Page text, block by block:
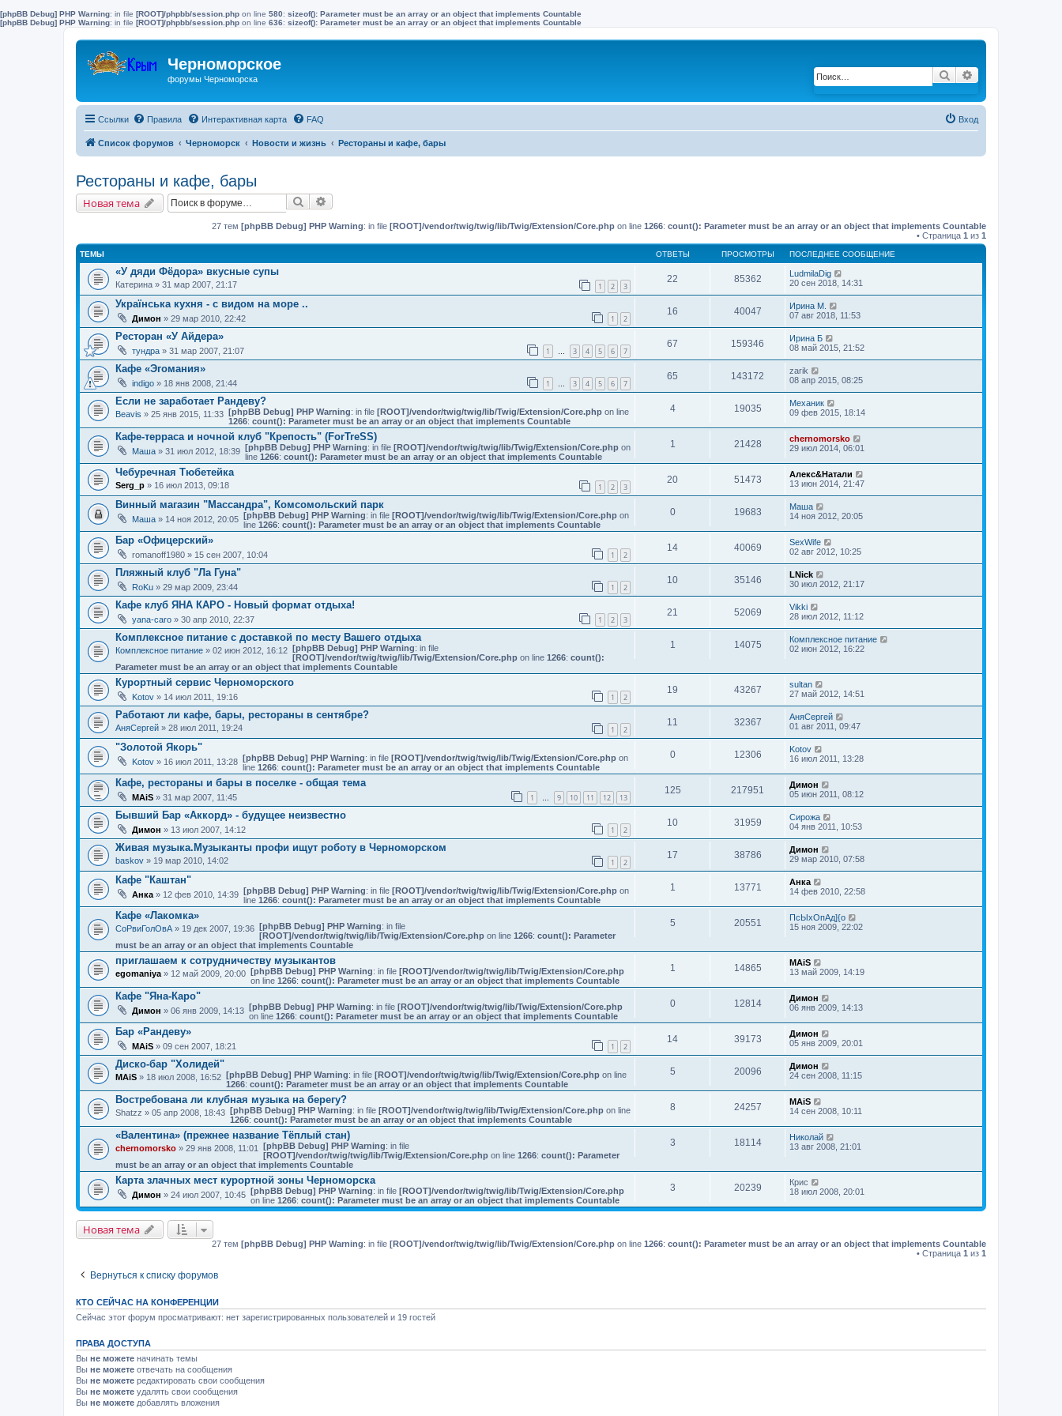
[phpBB Debug] PHP Warning: in file [ROOT]/phpbb/session.php on line 580: sizeof(): Parameter must be an array or an object that implements Countable
[phpBB Debug] PHP Warning: in file [ROOT]/phpbb/session.php on line 636: sizeof(): Parameter must be an array or an object that implements Countable
Черноморское
форумы Черноморска Поиск
Ссылки Правила Интерактивная карта FAQ Вход
Список форумов Черноморск Новости и жизнь Рестораны и кафе, бары
Рестораны и кафе, бары
Новая тема Поиск
27 тем [phpBB Debug] PHP Warning: in file [ROOT]/vendor/twig/twig/lib/Twig/Extension/Core.php on line 1266: count(): Parameter must be an array or an object that implements Countable
• Страница 1 из 1
ТЕМЫ ОТВЕТЫ ПРОСМОТРЫ ПОСЛЕДНЕЕ СООБЩЕНИЕ
«У дяди Фёдора» вкусные супы
Катерина » 31 мар 2007, 21:17 1 2 3
22 85362
LudmilaDig
20 сен 2018, 14:31
Українська кухня - с видом на море ..
Димон » 29 мар 2010, 22:42 1 2
16 40047
Ирина М.
07 авг 2018, 11:53
Ресторан «У Айдера»
тундра » 31 мар 2007, 21:07 1 3 4 5 6 7
67 159346
Ирина Б
08 май 2015, 21:52
Кафе «Эгомания»
indigo » 18 янв 2008, 21:44 1 3 4 5 6 7
65 143172
zarik
08 апр 2015, 08:25
Если не заработает Рандеву?
Beavis » 25 янв 2015, 11:33 [phpBB Debug] PHP Warning: in file [ROOT]/vendor/twig/twig/lib/Twig/Extension/Core.phpon line
1266: count(): Parameter must be an array or an object that implements Countable
4 19035
Механик
09 фев 2015, 18:14
Кафе-терраса и ночной клуб "Крепость" (ForTreSS)
Маша » 31 июл 2012, 18:39 [phpBB Debug] PHP Warning: in file [ROOT]/vendor/twig/twig/lib/Twig/Extension/Core.phpon
line 1266: count(): Parameter must be an array or an object that implements Countable
1 21428
chernomorsko
29 июл 2014, 06:01
Чебуречная Тюбетейка
Serg_p » 16 июл 2013, 09:18 1 2 3
20 51473
Алекс&Натали
13 июн 2014, 21:47
Винный магазин "Массандра", Комсомольский парк
Маша » 14 ноя 2012, 20:05 [phpBB Debug] PHP Warning: in file [ROOT]/vendor/twig/twig/lib/Twig/Extension/Core.phpon
line 1266: count(): Parameter must be an array or an object that implements Countable
0 19683
Маша
14 ноя 2012, 20:05
Бар «Офицерский»
romanoff1980 » 15 сен 2007, 10:04 1 2
14 40069
SexWife
02 авг 2012, 10:25
Пляжный клуб "Ла Гуна"
RoKu » 29 мар 2009, 23:44 1 2
10 35146
LNick
30 июл 2012, 21:17
Кафе клуб ЯНА КАРО - Новый формат отдыха!
yana-caro » 30 апр 2010, 22:37 1 2 3
21 52069
Vikki
28 июл 2012, 11:12
Комплексное питание с доставкой по месту Вашего отдыха
Комплексное питание » 02 июн 2012, 16:12 [phpBB Debug] PHP Warning: in file
[ROOT]/vendor/twig/twig/lib/Twig/Extension/Core.phpon line 1266: count():
Parameter must be an array or an object that implements Countable
1 14075
Комплексное питание
02 июн 2012, 16:22
Курортный сервис Черноморского
Kotov » 14 июл 2011, 19:16 1 2
19 43267
sultan
27 май 2012, 14:51
Работают ли кафе, бары, рестораны в сентябре?
АняСергей » 28 июл 2011, 19:24 1 2
11 32367
АняСергей
01 авг 2011, 09:47
"Золотой Якорь"
Kotov » 16 июл 2011, 13:28 [phpBB Debug] PHP Warning: in file [ROOT]/vendor/twig/twig/lib/Twig/Extension/Core.phpon
line 1266: count(): Parameter must be an array or an object that implements Countable
0 12306
Kotov
16 июл 2011, 13:28
Кафе, рестораны и бары в поселке - общая тема
MAiS » 31 мар 2007, 11:45 1 9 10 11 12 13
125 217951
Димон
05 июн 2011, 08:12
Бывший Бар «Аккорд» - будущее неизвестно
Димон » 13 июл 2007, 14:12 1 2
10 31959
Сирожа
04 янв 2011, 10:53
Живая музыка.Музыканты профи ищут роботу в Черноморском
baskov » 19 мар 2010, 14:02 1 2
17 38786
Димон
29 мар 2010, 07:58
Кафе "Каштан"
Анка » 12 фев 2010, 14:39 [phpBB Debug] PHP Warning: in file [ROOT]/vendor/twig/twig/lib/Twig/Extension/Core.phpon
line 1266: count(): Parameter must be an array or an object that implements Countable
1 13771
Анка
14 фев 2010, 22:58
Кафе «Лакомка»
СоРвиГолОвА » 19 дек 2007, 19:36 [phpBB Debug] PHP Warning: in file
[ROOT]/vendor/twig/twig/lib/Twig/Extension/Core.phpon line 1266: count(): Parameter
must be an array or an object that implements Countable
5 20551
ПсЫхОпАд]{о
15 ноя 2009, 22:02
приглашаем к сотрудничеству музыкантов
egomaniya » 12 май 2009, 20:00 [phpBB Debug] PHP Warning: in file [ROOT]/vendor/twig/twig/lib/Twig/Extension/Core.php
on line 1266: count(): Parameter must be an array or an object that implements Countable
1 14865
MAiS
13 май 2009, 14:19
Кафе "Яна-Каро"
Димон » 06 янв 2009, 14:13 [phpBB Debug] PHP Warning: in file [ROOT]/vendor/twig/twig/lib/Twig/Extension/Core.php
on line 1266: count(): Parameter must be an array or an object that implements Countable
0 12814
Димон
06 янв 2009, 14:13
Бар «Рандеву»
MAiS » 09 сен 2007, 18:21 1 2
14 39173
Димон
05 янв 2009, 20:01
Диско-бар "Холидей"
MAiS » 18 июл 2008, 16:52 [phpBB Debug] PHP Warning: in file [ROOT]/vendor/twig/twig/lib/Twig/Extension/Core.phpon line
1266: count(): Parameter must be an array or an object that implements Countable
5 20096
Димон
24 сен 2008, 11:15
Востребована ли клубная музыка на берегу?
Shatzz » 05 апр 2008, 18:43 [phpBB Debug] PHP Warning: in file [ROOT]/vendor/twig/twig/lib/Twig/Extension/Core.phpon line
1266: count(): Parameter must be an array or an object that implements Countable
8 24257
MAiS
14 сен 2008, 10:11
«Валентина» (прежнее название Тёплый стан)
chernomorsko » 29 янв 2008, 11:01 [phpBB Debug] PHP Warning: in file
[ROOT]/vendor/twig/twig/lib/Twig/Extension/Core.phpon line 1266: count(): Parameter
must be an array or an object that implements Countable
3 18114
Николай
13 авг 2008, 21:01
Карта злачных мест курортной зоны Черноморска
Димон » 24 июл 2007, 10:45 [phpBB Debug] PHP Warning: in file [ROOT]/vendor/twig/twig/lib/Twig/Extension/Core.php
on line 1266: count(): Parameter must be an array or an object that implements Countable
3 20239
Крис
18 июл 2008, 20:01
Новая тема
27 тем [phpBB Debug] PHP Warning: in file [ROOT]/vendor/twig/twig/lib/Twig/Extension/Core.php on line 1266: count(): Parameter must be an array or an object that implements Countable
• Страница 1 из 1
Вернуться к списку форумов
КТО СЕЙЧАС НА КОНФЕРЕНЦИИ
Сейчас этот форум просматривают: нет зарегистрированных пользователей и 19 гостей
ПРАВА ДОСТУПА
Вы не можете начинать темы
Вы не можете отвечать на сообщения
Вы не можете редактировать свои сообщения
Вы не можете удалять свои сообщения
Вы не можете добавлять вложения